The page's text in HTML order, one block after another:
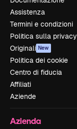
Assistenza
Termini e condizioni
Politica sulla privacy
Originali New
Politica dei cookie
Centro di fiducia
Affiliati
Aziende
Azienda